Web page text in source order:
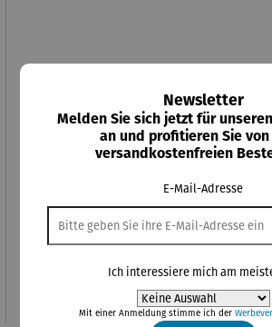
Regulärer Preis:
219,00 €
Newsletter
Melden Sie sich jetzt für
an und profitieren Sie
versandkostenfreien
E-Mail-Adresse
Ich interessiere mich am
Mit einer Anmeldung stimme ich der